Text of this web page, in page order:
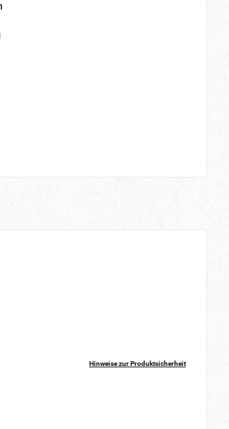
Hinweise zur Produktsicherheit